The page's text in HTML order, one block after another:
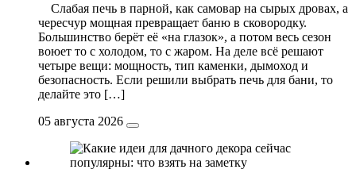
Слабая печь в парной, как самовар на сырых дровах, а
чересчур мощная превращает баню в сковородку.
Большинство берёт её «на глазок», а потом весь сезон
воюет то с холодом, то с жаром. На деле всё решают
четыре вещи: мощность, тип каменки, дымоход и
безопасность. Если решили выбрать печь для бани, то
делайте это […]
05 августа 2026